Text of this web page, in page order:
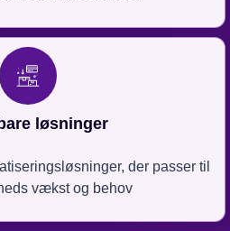
løsninger
der passer til
vækst og behov